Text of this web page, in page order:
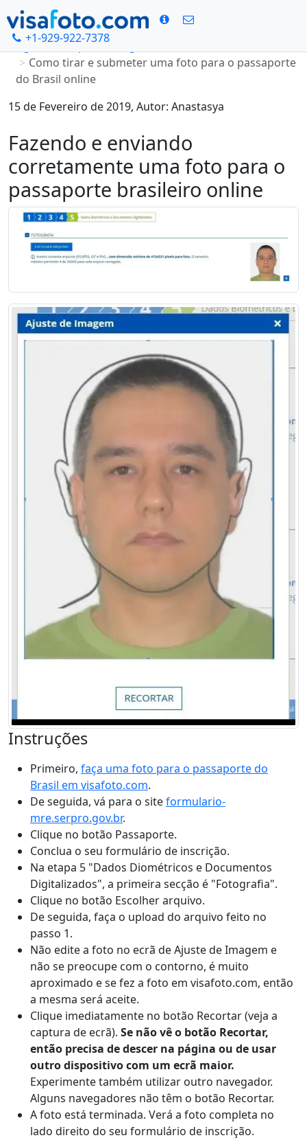
+1-929-922-7378
Página Principal
Como tirar e submeter uma foto para o passaporte
do Brasil online
15 de Fevereiro de 2019, Autor: Anastasya
Fazendo e enviando
corretamente uma foto para o
passaporte brasileiro online
Instruções
Primeiro, faça uma foto para o passaporte do
Brasil em visafoto.com.
De seguida, vá para o siteformulario-
mre.serpro.gov.br.
Clique no botão Passaporte.
Conclua o seu formulário de inscrição.
Na etapa 5 "Dados Diométricos e Documentos
Digitalizados", a primeira secção é "Fotografia".
Clique no botão Escolher arquivo.
De seguida, faça o upload do arquivo feito no
passo 1.
Não edite a foto no ecrã de Ajuste de Imagem e
não se preocupe com o contorno, é muito
aproximado e se fez a foto em visafoto.com, então
a mesma será aceite.
Clique imediatamente no botão Recortar (veja a
captura de ecrã). Se não vê o botão Recortar,
então precisa de descer na página ou de usar
outro dispositivo com um ecrã maior.
Experimente também utilizar outro navegador.
Alguns navegadores não têm o botão Recortar.
A foto está terminada. Verá a foto completa no
lado direito do seu formulário de inscrição.